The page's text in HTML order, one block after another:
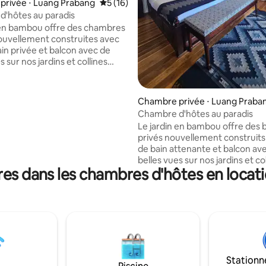
⋅ Luang Prabang Évaluation moyenne sur la base de 16
5 (16)
au paradis
bambou offre des chambres
construites avec
privée et balcon avec de
sur nos jardins et collines
propose de la
lao fraîchement préparée
Chambre privée ⋅ Luang
Chambre d'hôtes au paradis
Le jardin en bambou offre des
privés nouvellement construits
de bain attenante et balcon
belles vues sur nos jardins et
organiques, mélangeant de
unique les designs
vous le souhaitez, en
davantage sur le jardinage et la
biologiques, ou faire un
rafraîchissant dans la piscine.
dans les chambres d'hôtes en